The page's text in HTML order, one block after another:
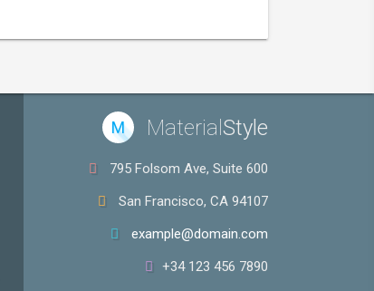
M MaterialStyle
795 Folsom Ave, Suite 600
San Francisco, CA 94107
example@domain.com
+34 123 456 7890